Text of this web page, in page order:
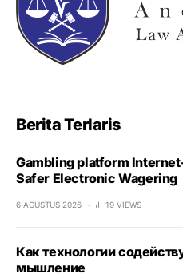
Berita Terlaris
Gambling platform
Safer Electronic Wagering
6 AGUSTUS 2026 19 VIEWS
Как технологии
мышление